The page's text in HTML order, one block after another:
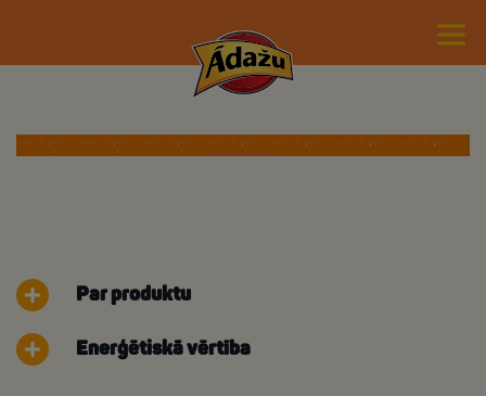
Par produktu
Enerģētiskā vērtība